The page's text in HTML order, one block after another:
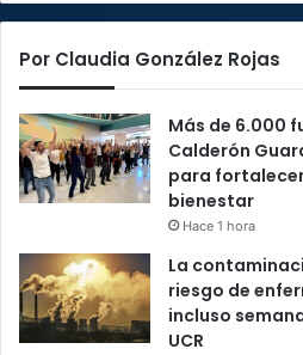
Por Claudia González Rojas
Más de 6.000
Calderón
para
bienestar
Hace 1 hora
La
riesgo de
incluso
UCR